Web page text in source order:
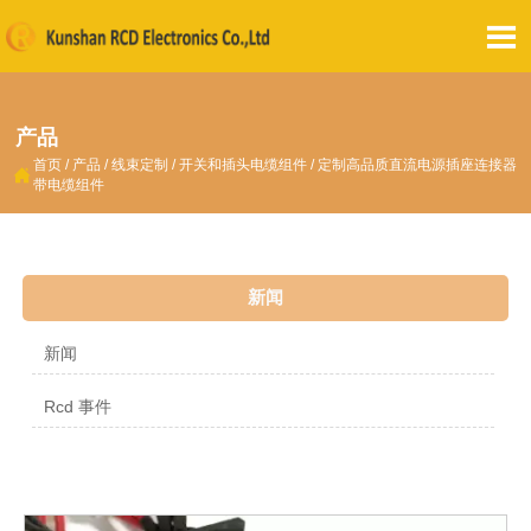

产品
 首页 / 产品 /线束定制 /开关和插头电缆组件 / 定制高品质直流电源插座连接器
带电缆组件
新闻
新闻
Rcd 事件